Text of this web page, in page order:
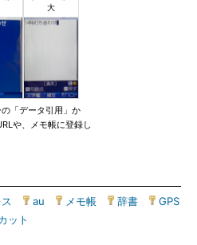
「データ引用」か
や、メモ帳に登録し
au メモ帳 辞書
GPS
ット